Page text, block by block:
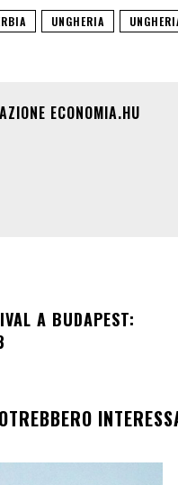
UNGHERIA
ECONOMIA.HU
A BUDAPEST: